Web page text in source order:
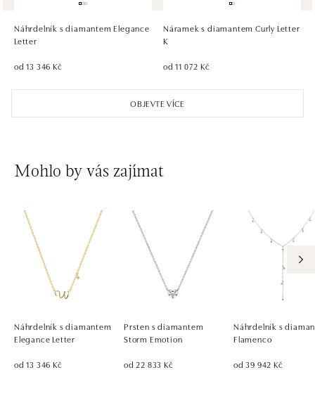
Pribinova 8, 811 09 Bratislava
dnes otevřeno do 21:00
OBJEVTE VÍCE
Náhrdelník s diamantem Elegance
Letter
od 13 346 Kč
Náramek s diamantem Curly Letter
K
od 11 072 Kč
Mohlo by vás zajímat
Náhrdelník s diamantem
Elegance Letter
od 13 346 Kč
Prsten s diamantem
Storm Emotion
od 22 833 Kč
Náhrdelník s
Flamenco
od 39 942 Kč